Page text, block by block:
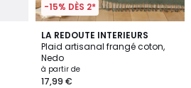
-15% DÈS 2*
LA REDOUTE INTERIEURS
Plaid artisanal frangé coton,
Nedo
à partir de
17,99 €
4,4
/ 5
11
Couleurs